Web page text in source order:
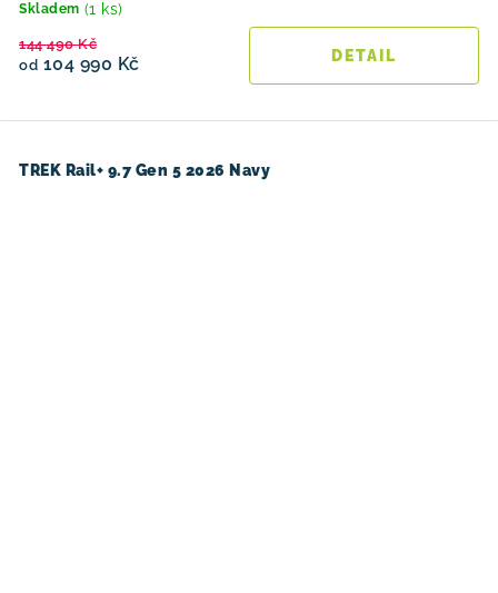
Skladem (1 ks)
od 104 990 Kč
144 490 Kč
TREK Rail+ 9.7 Gen 5 2026 Navy